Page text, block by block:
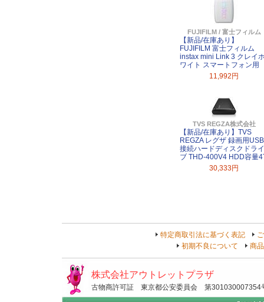
FUJIFILM / 富士フィルム
【新品/在庫あり】
FUJIFILM 富士フィルム
instax mini Link 3 クレイ
ワイト スマートフォン用
11,992円
TVS REGZA株式会社
【新品/在庫あり】TVS
REGZA レグザ 録画用USB
接続ハードディスクドライ
ブ THD-400V4 HDD容量
30,333円
特定商取引法に基づく表記
初期不良について
商
株式会社アウトレットプラザ
古物商許可証 東京都公安委員会 第301030007354